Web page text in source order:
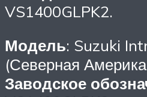
VS1400GLPK2.
Модель: Suzuki
(Северная
Заводское